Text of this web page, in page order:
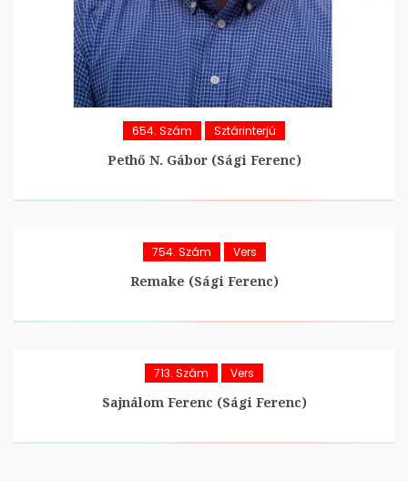
654. Szám Sztárinterjú
Pethő N. Gábor (Sági Ferenc)
754. Szám Vers
Remake (Sági Ferenc)
713. Szám Vers
Sajnálom Ferenc (Sági Ferenc)